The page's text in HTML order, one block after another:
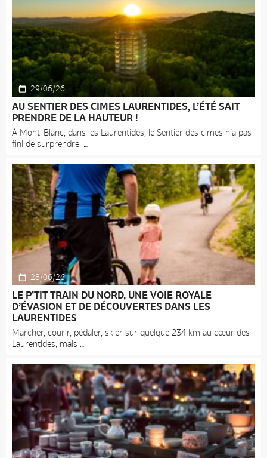
29/06/26
AU SENTIER DES CIMES LAURENTIDES, L’ÉTÉ SAIT
PRENDRE DE LA HAUTEUR !
À Mont-Blanc, dans les Laurentides, le Sentier des cimes n’a pas
fini de surprendre.
28/06/26
LE P’TIT TRAIN DU NORD, UNE VOIE ROYALE
D’ÉVASION ET DE DÉCOUVERTES DANS LES
LAURENTIDES
Marcher, courir, pédaler, skier sur quelque 234 km au cœur des
Laurentides, mais